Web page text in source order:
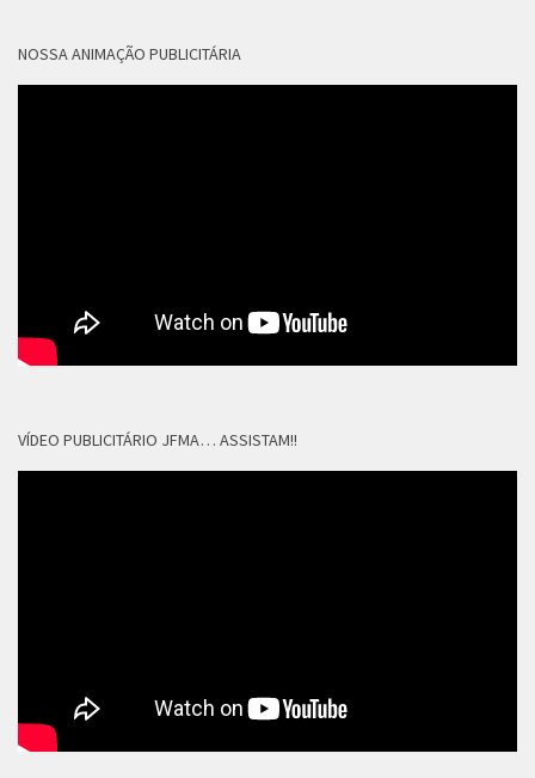
NOSSA ANIMAÇÃO PUBLICITÁRIA
VÍDEO PUBLICITÁRIO JFMA… ASSISTAM!!